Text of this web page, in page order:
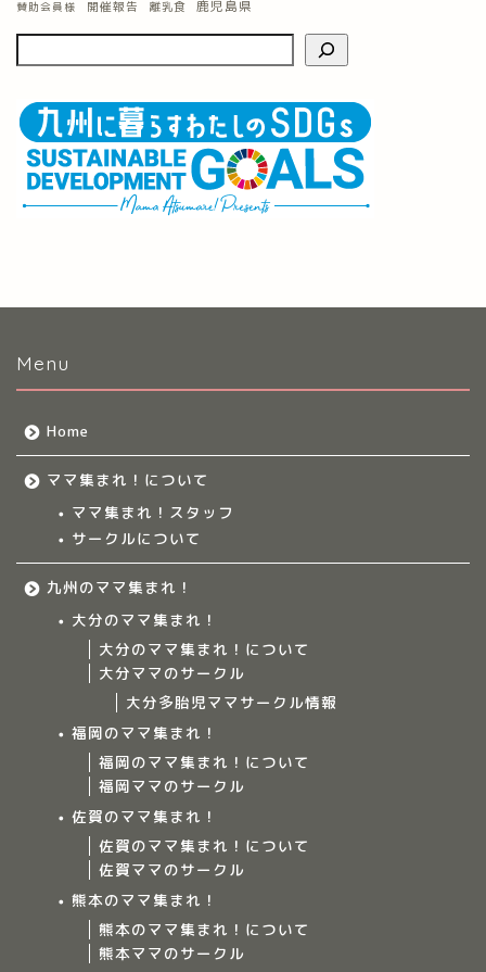
賛助会員様 開催報告 離乳食 鹿児島県
Menu
Home
ママ集まれ！について
ママ集まれ！スタッフ
サークルについて
九州のママ集まれ！
大分のママ集まれ！
大分のママ集まれ！について
大分ママのサークル
大分多胎児ママサークル情報
福岡のママ集まれ！
福岡のママ集まれ！について
福岡ママのサークル
佐賀のママ集まれ！
佐賀のママ集まれ！について
佐賀ママのサークル
熊本のママ集まれ！
熊本のママ集まれ！について
熊本ママのサークルママ集まれ！について